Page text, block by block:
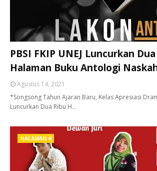
PBSI FKIP UNEJ Luncurkan
Halaman Buku Antologi
Agustus 14, 2021
*Songsong Tahun Ajaran Baru, Kelas Apresiasi
Luncurkan Dua Ribu H…
HALAMAN 4